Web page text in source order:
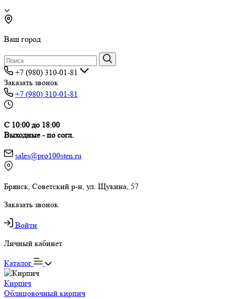
Ваш город
+7 (980) 310-01-81
Заказать звонок
+7 (980) 310-01-81
С 10:00 до 18:00
Выходные - по согл.
sales@pro100sten.ru
Брянск, Советский р-н, ул. Щукина, 57
Заказать звонок
Войти
Личный кабинет
Каталог
Кирпич
Облицовочный кирпич